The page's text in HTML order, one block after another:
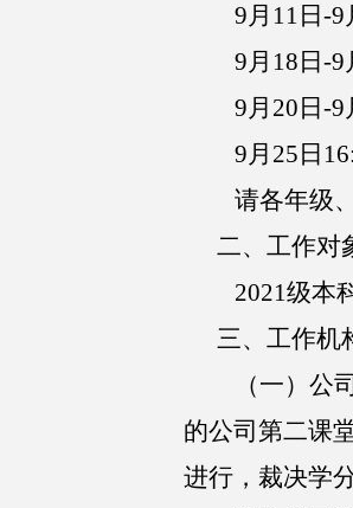
9月 11 日 -9
9月 18 日 -9
9月 20 日 -9
9月 25 日
请各年级
二、工作对
2021级本
三、工作机
（一） 公
的公司第二课
进行，裁决学